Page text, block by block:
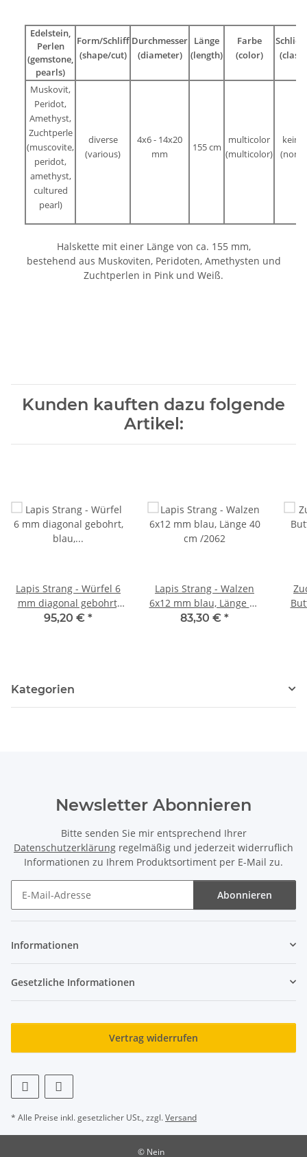
Edelstein,
Perlen
(gemstone,
pearls)
Form/Schliff
(shape/cut)
Durchmesser
(diameter)
Länge
(length)
Farbe
(color)
(clasp)
Muskovit,
Peridot,
Amethyst,
Zuchtperle
(muscovite,
peridot,
amethyst,
cultured
pearl)
diverse
(various)
4x6 - 14x20
mm
155 cm
multicolor
(multicolor)
keine
(none)
Halskette mit einer Länge von ca. 155 mm,
bestehend aus Muskoviten, Peridoten, Amethysten und
Zuchtperlen in Pink und Weiß.
Kunden kauften dazu folgende
Artikel:
Lapis Strang - Würfel 6
mm diagonal gebohrt,
blau, Länge 40 cm /2040
95,20 € *
Lapis Strang - Walzen
6x12 mm blau, Länge 40
cm /2062
83,30 € *
Kategorien
Newsletter Abonnieren
Bitte senden Sie mir entsprechend Ihrer
Datenschutzerklärung regelmäßig und jederzeit widerruflich
Informationen zu Ihrem Produktsortiment per E-Mail zu.
Abonnieren
Informationen
Gesetzliche Informationen
Vertrag widerrufen
* Alle Preise inkl. gesetzlicher USt., zzgl.Versand
© Nein